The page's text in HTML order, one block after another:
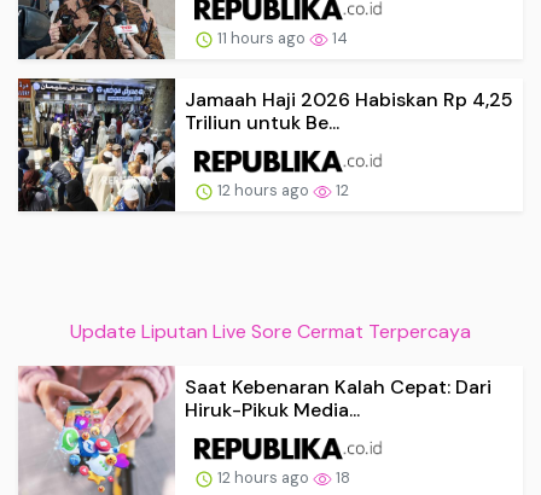
11 hours ago 14
Jamaah Haji 2026 Habiskan Rp 4,25
Triliun untuk Be...
12 hours ago 12
Update Liputan Live Sore Cermat Terpercaya
Saat Kebenaran Kalah Cepat: Dari
Hiruk-Pikuk Media...
12 hours ago 18